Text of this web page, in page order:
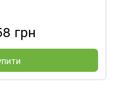
грн